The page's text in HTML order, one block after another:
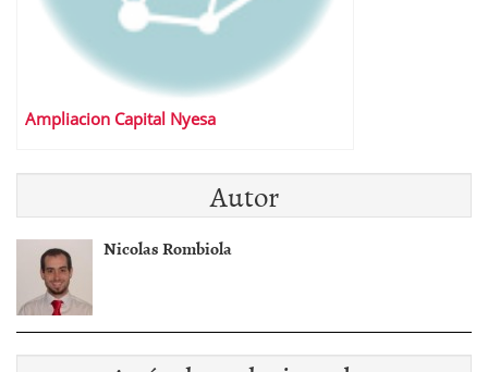
Ampliacion Capital Nyesa
Autor
Nicolas Rombiola